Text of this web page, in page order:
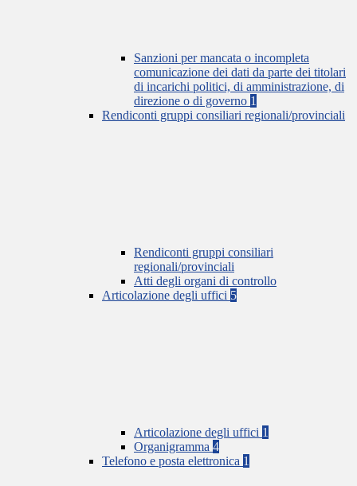
Sanzioni per mancata o incompleta
comunicazione dei dati da parte dei titolari
di incarichi politici, di amministrazione, di
direzione o di governo 1
Rendiconti gruppi consiliari regionali/provinciali
Rendiconti gruppi consiliari
regionali/provinciali
Atti degli organi di controllo
Articolazione degli uffici 5
Articolazione degli uffici 1
Organigramma 4
Telefono e posta elettronica 1